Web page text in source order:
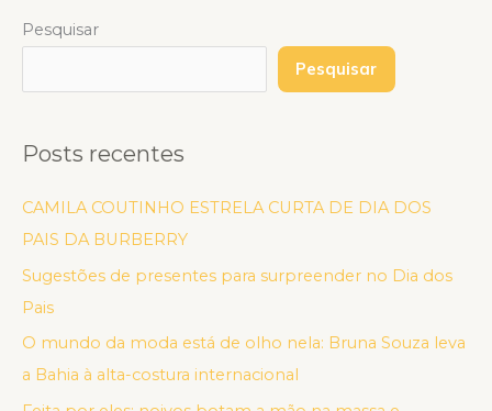
Pesquisar
Pesquisar
Posts recentes
CAMILA COUTINHO ESTRELA CURTA DE DIA DOS
PAIS DA BURBERRY
Sugestões de presentes para surpreender no Dia dos
Pais
O mundo da moda está de olho nela: Bruna Souza leva
a Bahia à alta-costura internacional